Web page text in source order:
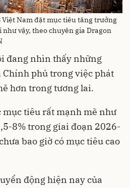
Nam đặt mục tiêu tăng trưởng
vậy, theo chuyên gia Dragon
đang nhìn thấy những
Chính phủ trong việc phát
hơn trong tương lai.
mục tiêu rất mạnh mẽ như
8% trong giai đoạn 2026-
bao giờ có mục tiêu cao
động hiện nay của